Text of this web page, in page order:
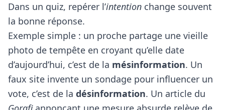
Dans un quiz, repérer l’intention change souvent
la bonne réponse.
Exemple simple : un proche partage une vieille
photo de tempête en croyant qu’elle date
d’aujourd’hui, c’est de la mésinformation. Un
faux site invente un sondage pour influencer un
vote, c’est de la désinformation. Un article du